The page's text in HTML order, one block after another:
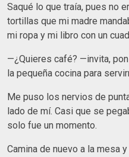
Saqué lo que traía, pues no
tortillas que mi madre
mi ropa y mi libro con un
—¿Quieres café? —invita,
la pequeña cocina para
Me puso los nervios de
lado de mí. Casi que se
solo fue un momento.
Camina de nuevo a la mesa